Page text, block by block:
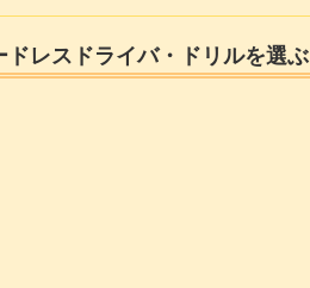
ドレスドライバ・ドリルを選ぶ